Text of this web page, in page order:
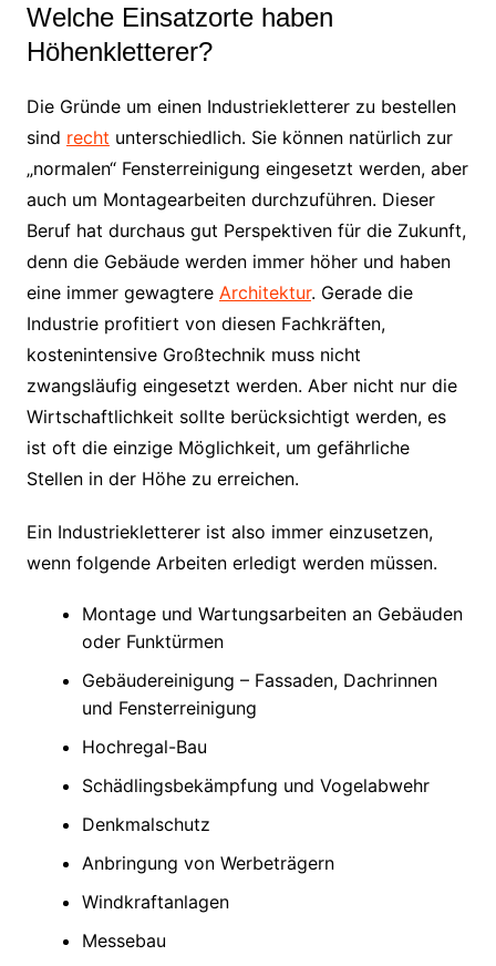
Welche Einsatzorte haben
Höhenkletterer?
Die Gründe um einen Industriekletterer zu bestellen
sind recht unterschiedlich. Sie können natürlich zur
„normalen“ Fensterreinigung eingesetzt werden, aber
auch um Montagearbeiten durchzuführen. Dieser
Beruf hat durchaus gut Perspektiven für die Zukunft,
denn die Gebäude werden immer höher und haben
eine immer gewagtere Architektur. Gerade die
Industrie profitiert von diesen Fachkräften,
kostenintensive Großtechnik muss nicht
zwangsläufig eingesetzt werden. Aber nicht nur die
Wirtschaftlichkeit sollte berücksichtigt werden, es
ist oft die einzige Möglichkeit, um gefährliche
Stellen in der Höhe zu erreichen.
Ein Industriekletterer ist also immer einzusetzen,
wenn folgende Arbeiten erledigt werden müssen.
Montage und Wartungsarbeiten an Gebäuden
oder Funktürmen
Gebäudereinigung – Fassaden, Dachrinnen
und Fensterreinigung
Hochregal-Bau
Schädlingsbekämpfung und Vogelabwehr
Denkmalschutz
Anbringung von Werbeträgern
Windkraftanlagen
Messebau